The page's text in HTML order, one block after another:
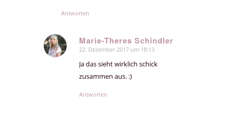
Antworten
Marie-Theres Schindler
sagte:
22. Dezember 2017 um 18:13
Ja das sieht wirklich schick
zusammen aus. :)
Antworten